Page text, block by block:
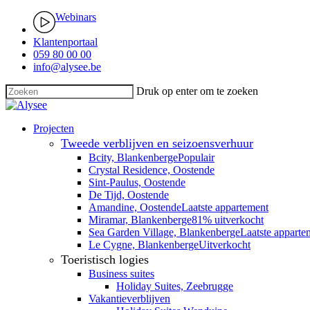
main
content
Webinars
Klantenportaal
059 80 00 00
info@alysee.be
Druk op enter om te zoeken
Close
search
Menu Projecten
Tweede verblijven en seizoensverhuur
Bcity, BlankenbergePopulair
Crystal Residence, Oostende
Sint-Paulus, Oostende
De Tijd, Oostende
Amandine, OostendeLaatste appartement
Miramar, Blankenberge81% uitverkocht
Sea Garden Village, BlankenbergeLaatste
Le Cygne, BlankenbergeUitverkocht
Toeristisch logies
Business suites
Holiday Suites, Zeebrugge
Vakantieverblijven